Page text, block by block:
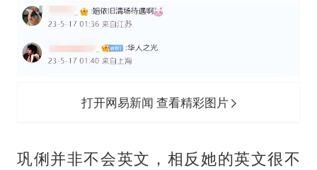
打开网易新闻 查看精彩图片
巩俐并非不会英文，相反她的英文很不